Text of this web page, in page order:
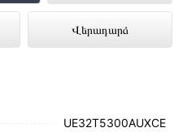
Վերադարձ
է
լավագույն
UE32T5300AUXCE